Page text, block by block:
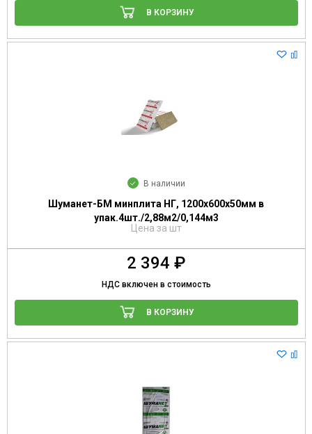
В КОРЗИНУ
В наличии
Шуманет-БМ минплита НГ, 1200х600х50мм в
упак.4шт./2,88м2/0,144м3
Цена за шт
2 394 ₽
НДС включен в стоимость
В КОРЗИНУ